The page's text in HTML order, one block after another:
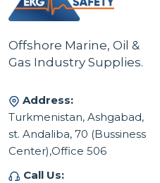
Offshore Marine, Oil &
Gas Industry Supplies.
Address:
Turkmenistan, Ashgabad,
st. Andaliba, 70 (Bussiness
Center),Office 506
Call Us: